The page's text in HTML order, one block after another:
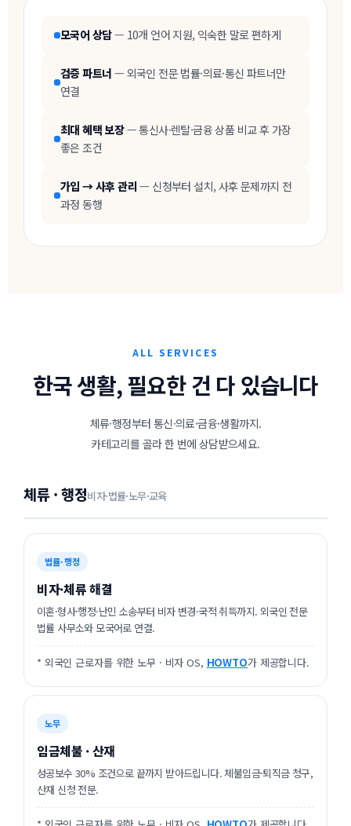
모국어 상담— 10개 언어 지원, 익숙한 말로 편하게
검증 파트너 — 외국인 전문 법률·의료·통신 파트너만
연결
최대 혜택 보장— 통신사·렌탈·금융 상품 비교 후 가장
좋은 조건
가입 → 사후 관리 — 신청부터 설치, 사후 문제까지 전
과정 동행
ALL SERVICES
한국 생활, 필요한 건 다 있습니다
체류·행정부터 통신·의료·금융·생활까지.
카테고리를 골라 한 번에 상담받으세요.
체류 · 행정비자·법률·노무·교육
법률·행정
비자·체류 해결
이혼·형사·행정·난민 소송부터 비자 변경·국적 취득까지. 외국인 전문
법률 사무소와 모국어로 연결.
* 외국인 근로자를 위한 노무 · 비자 OS, HOWTO가 제공합니다.
노무
임금체불 · 산재
성공보수 30% 조건으로 끝까지 받아드립니다. 체불임금·퇴직금 청구,
산재 신청 전문.